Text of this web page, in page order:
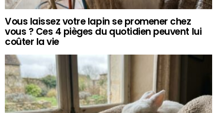
Vous laissez votre lapin se promener chez
vous ? Ces 4 pièges du quotidien peuvent lui
coûter la vie